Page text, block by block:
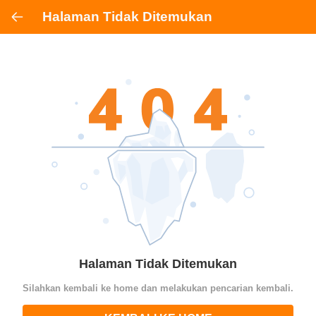
Halaman Tidak Ditemukan
Halaman Tidak Ditemukan
Silahkan kembali ke home dan melakukan pencarian kembali.